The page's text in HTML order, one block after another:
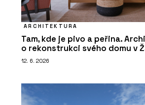
ARCHITEKTURA
Tam, kde je pivo a peřina.
o rekonstrukci svého domu v
12. 6. 2026